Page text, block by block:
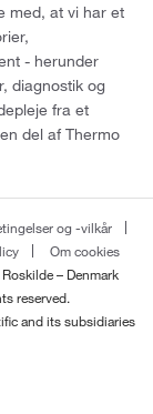
med, at vi har et
- herunder
diagnostik og
fra et
del af Thermo
og -vilkår
Om cookies
– Denmark
reserved.
and its subsidiaries